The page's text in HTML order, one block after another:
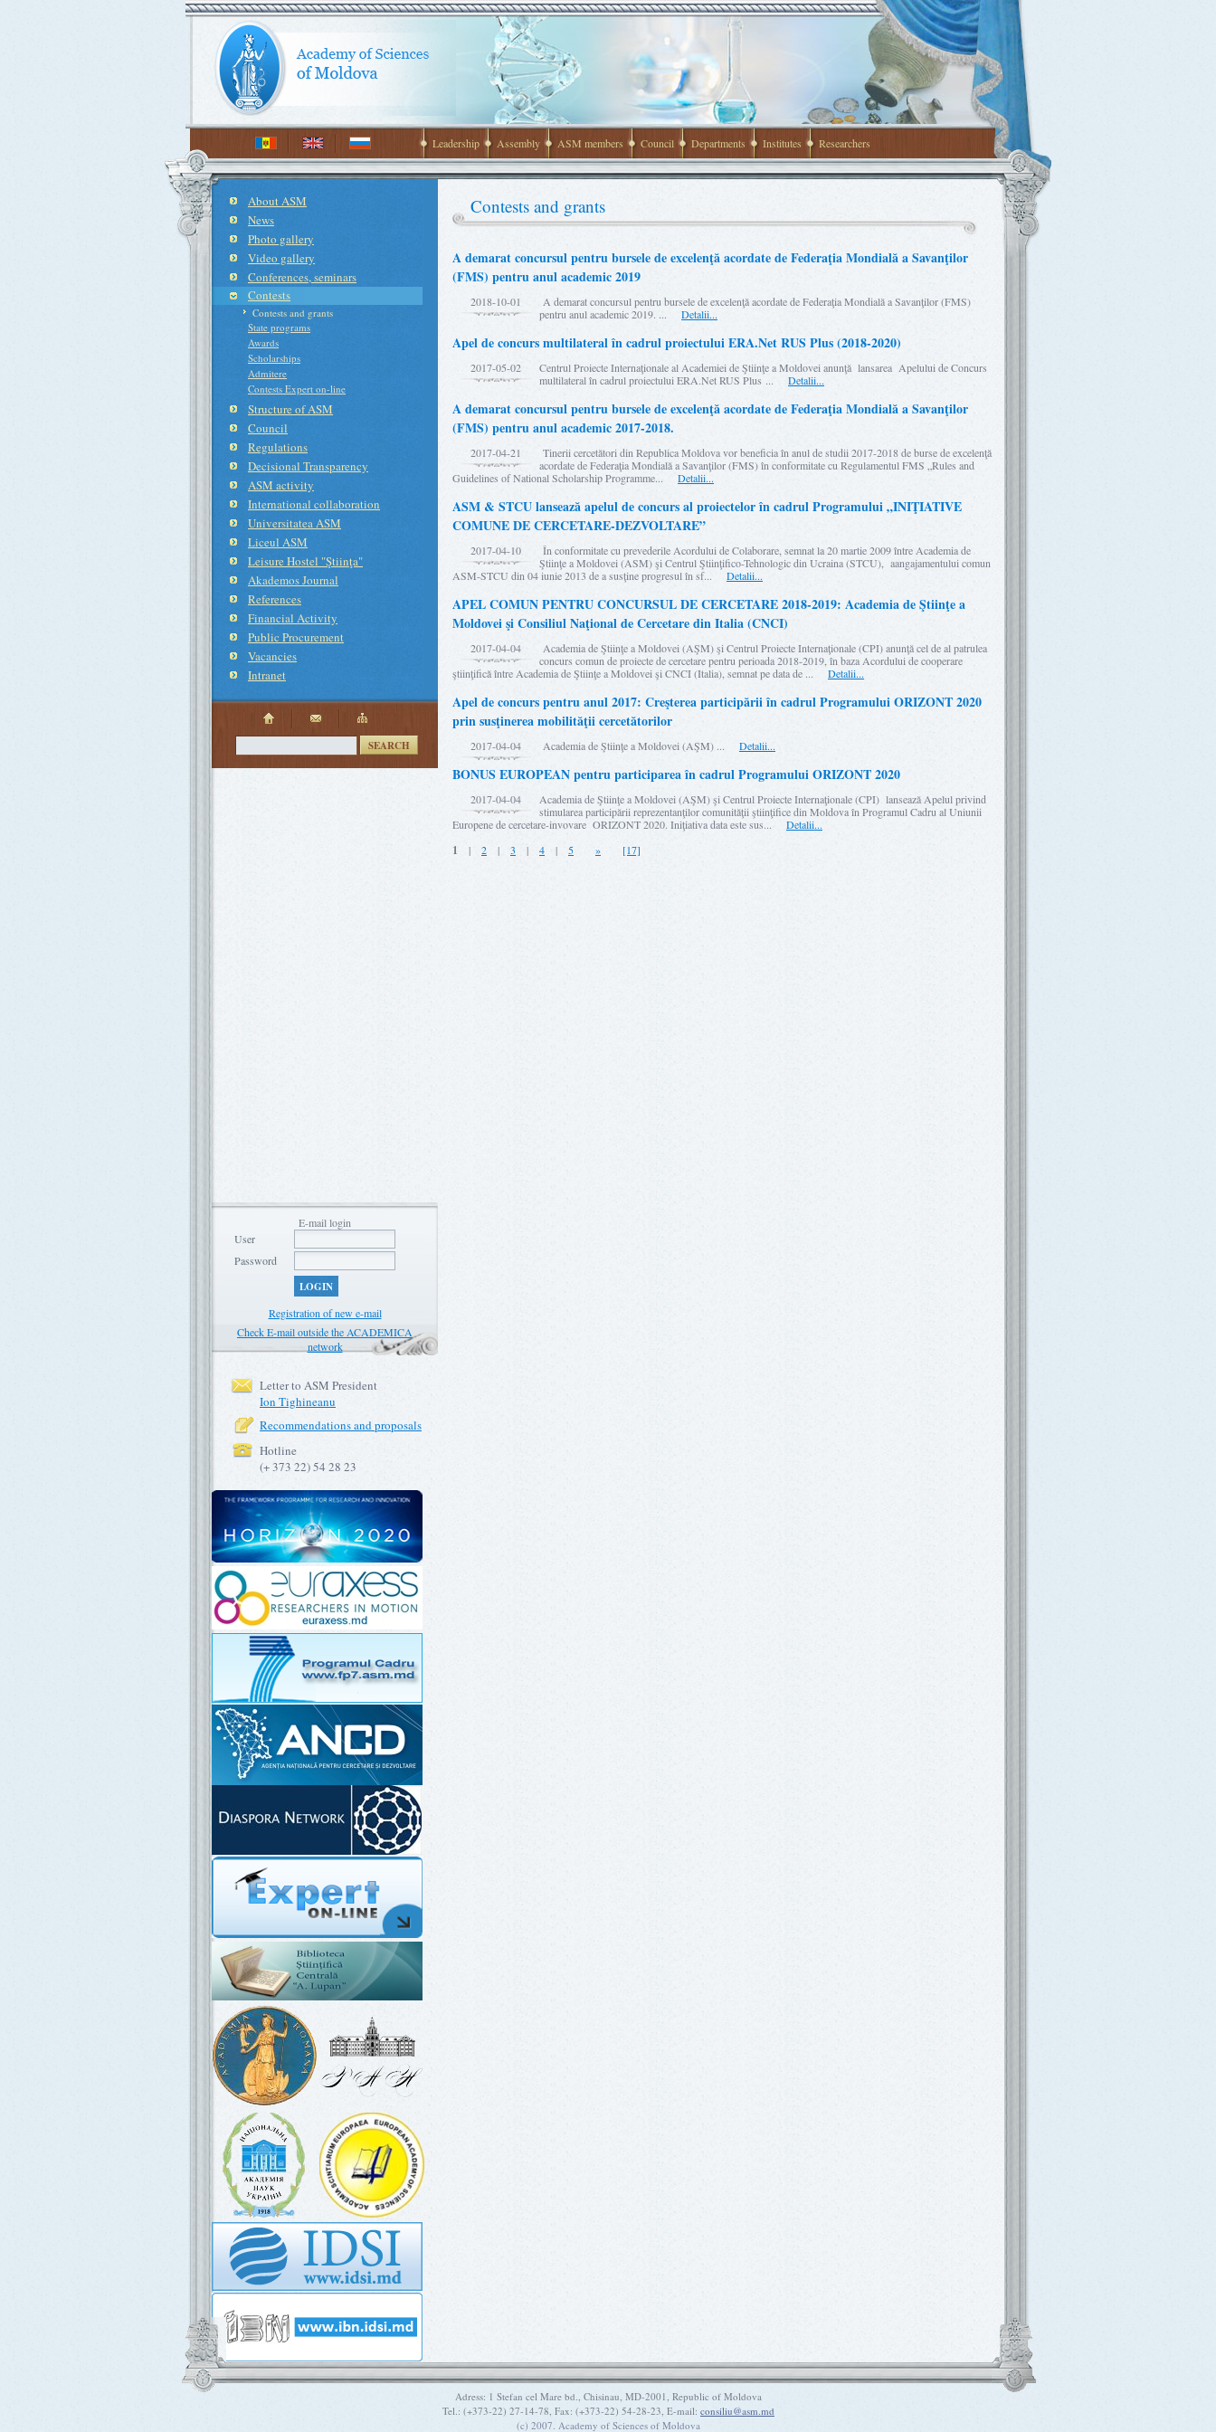
Leadership Assembly ASM members Council Departments Institutes Researchers
About ASM
News
Photo gallery
Video gallery
Conferences, seminars
Contests
Contests and grants
State programs
Awards
Scholarships
Admitere
Contests Expert on-line
Structure of ASM
Council
Regulations
Decisional Transparency
ASM activity
International collaboration
Universitatea ASM
Liceul ASM
Leisure Hostel "Ştiinţa"
Akademos Journal
References
Financial Activity
Public Procurement
Vacancies
Intranet
SEARCH
E-mail login
User
Password
LOGIN
Registration of new e-mail
Check E-mail outside the ACADEMICA
network
Letter to ASM President
Ion Tighineanu
Recommendations and proposals
Hotline
(+ 373 22) 54 28 23
Contests and grants
A demarat concursul pentru bursele de excelenţă acordate de Federaţia Mondială a Savanţilor
(FMS) pentru anul academic 2019
2018-10-01
A demarat concursul pentru bursele de excelenţă acordate de Federaţia Mondială a Savanţilor (FMS)
pentru anul academic 2019. ... Detalii...
Apel de concurs multilateral în cadrul proiectului ERA.Net RUS Plus (2018-2020)
2017-05-02
Centrul Proiecte Internaţionale al Academiei de Ştiinţe a Moldovei anunţă lansarea Apelului de Concurs
multilateral în cadrul proiectului ERA.Net RUS Plus ... Detalii...
A demarat concursul pentru bursele de excelenţă acordate de Federaţia Mondială a Savanţilor
(FMS) pentru anul academic 2017-2018.
2017-04-21
Tinerii cercetători din Republica Moldova vor beneficia în anul de studii 2017-2018 de burse de excelenţă
acordate de Federaţia Mondială a Savanţilor (FMS) în conformitate cu Regulamentul FMS „Rules and
Guidelines of National Scholarship Programme... Detalii...
ASM & STCU lansează apelul de concurs al proiectelor în cadrul Programului „INIŢIATIVE
COMUNE DE CERCETARE-DEZVOLTARE”
2017-04-10
În conformitate cu prevederile Acordului de Colaborare, semnat la 20 martie 2009 între Academia de
Ştiinţe a Moldovei (ASM) şi Centrul Ştiinţifico-Tehnologic din Ucraina (STCU), aangajamentului comun
ASM-STCU din 04 iunie 2013 de a susţine progresul în sf... Detalii...
APEL COMUN PENTRU CONCURSUL DE CERCETARE 2018-2019: Academia de Ştiinţe a
Moldovei şi Consiliul Naţional de Cercetare din Italia (CNCI)
2017-04-04
Academia de Ştiinţe a Moldovei (AŞM) şi Centrul Proiecte Internaţionale (CPI) anunţă cel de al patrulea
concurs comun de proiecte de cercetare pentru perioada 2018-2019, în baza Acordului de cooperare
ştiinţifică între Academia de Ştiinţe a Moldovei şi CNCI (Italia), semnat pe data de ... Detalii...
Apel de concurs pentru anul 2017: Creşterea participării în cadrul Programului ORIZONT 2020
prin susţinerea mobilităţii cercetătorilor
2017-04-04 Academia de Ştiinţe a Moldovei (AŞM) ... Detalii...
BONUS EUROPEAN pentru participarea în cadrul Programului ORIZONT 2020
2017-04-04
Academia de Ştiinţe a Moldovei (AŞM) şi Centrul Proiecte Internaţionale (CPI) lansează Apelul privind
stimularea participării reprezentanţilor comunităţii ştiinţifice din Moldova în Programul Cadru al Uniunii
Europene de cercetare-invovare ORIZONT 2020. Iniţiativa data este sus... Detalii...
1 | 2 | 3 | 4 | 5 » [17]
Adress: 1 Stefan cel Mare bd., Chisinau, MD-2001, Republic of Moldova
Tel.: (+373-22) 27-14-78, Fax: (+373-22) 54-28-23, E-mail: consiliu@asm.md
(c) 2007. Academy of Sciences of Moldova